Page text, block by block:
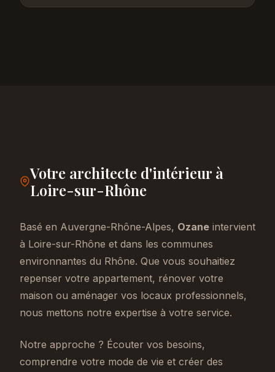
Votre architecte d'intérieur à
Loire-sur-Rhône
Basé en Auvergne-Rhône-Alpes, Ozane intervient
à Loire-sur-Rhône et dans les communes
environnantes du Rhône. Que vous souhaitiez
repenser votre appartement, rénover votre
maison ou aménager vos locaux professionnels,
nous mettons notre expertise à votre service.
Notre approche ? Écouter vos besoins,
comprendre votre mode de vie et créer des